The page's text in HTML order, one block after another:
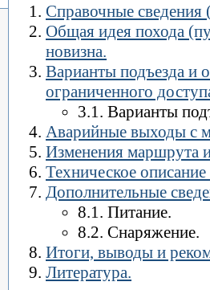
Справочные сведения
Общая идея похода
новизна.
Варианты подъезда и
ограниченного
3.1. Варианты
Аварийные выходы с
Изменения маршрута
Техническое
Дополнительные
8.1. Питание.
8.2. Снаряжение.
Итоги, выводы и
Литература.